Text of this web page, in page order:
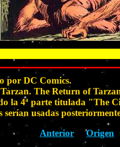
por DC Comics.
The Return of
la 4ª parte titulada "The
usadas
Anterior
Origen